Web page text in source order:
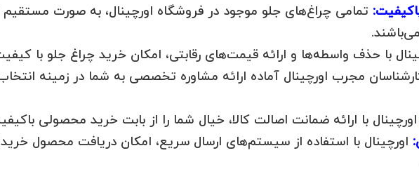
تمامی چراغ‌های جلو موجود در فروشگاه اورچینال، به صورت مستقیم
با حذف واسطه‌ها و ارائه قیمت‌های رقابتی، امکان خرید چراغ جلو با
مجرب اورچینال آماده ارائه مشاوره تخصصی به شما در زمینه
اورچینال با ارائه ضمانت اصالت کالا، خیال شما را از بابت خرید محصولی
اورچینال با استفاده از سیستم‌های ارسال سریع، امکان دریافت محصول